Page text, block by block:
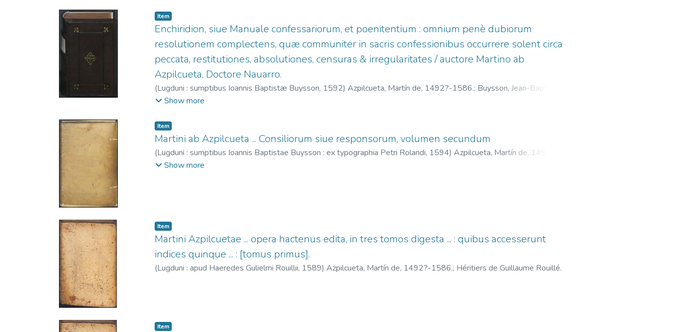
Item
Enchiridion, siue Manuale confessariorum, et poenitentium : omnium penè dubiorum
resolutionem complectens, quæ communiter in sacris confessionibus occurrere solent circa
peccata, restitutiones, absolutiones, censuras & irregularitates / auctore Martino ab
Azpilcueta, Doctore Nauarro.
(Lugduni : sumptibus Ioannis Baptistæ Buysson, 1592) Azpilcueta, Martín de, 1492?-1586.; Buysson, Jean-Baptiste, fl.
1592-1600.
Show more
Item
Martini ab Azpilcueta ... Consiliorum siue responsorum, volumen secundum
(Lugduni : sumptibus Ioannis Baptistae Buysson : ex typographia Petri Rolandi, 1594) Azpilcueta, Martín de, 1492?
-1586.;Buysson, Jean-Baptiste, fl. 1592-1600.
Show more
Item
Martini Azpilcuetae ... opera hactenus edita, in tres tomos digesta ... : quibus accesserunt
indices quinque ... : [tomus primus].
(Lugduni : apud Haeredes Gulielmi Rouillii, 1589) Azpilcueta, Martín de, 1492?-1586.; Héritiers de Guillaume Rouillé‏.
Item